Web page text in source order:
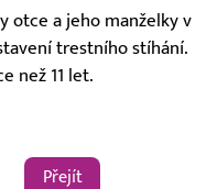
otce a jeho manželky v
trestního stíhání.
než 11 let.
Přejít